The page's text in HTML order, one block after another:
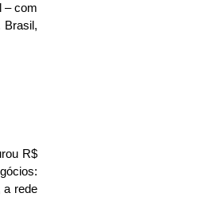
– com
Brasil,
R$
a rede